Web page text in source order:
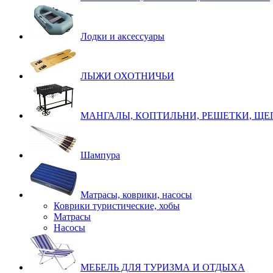
Лодки и аксессуары
ЛЫЖИ ОХОТНИЧЬИ
МАНГАЛЫ, КОПТИЛЬНИ, РЕШЕТКИ,
Шампура
Матрасы, коврики, насосы
Коврики туристические, хобы
Матрасы
Насосы
МЕБЕЛЬ ДЛЯ ТУРИЗМА И ОТДЫХА